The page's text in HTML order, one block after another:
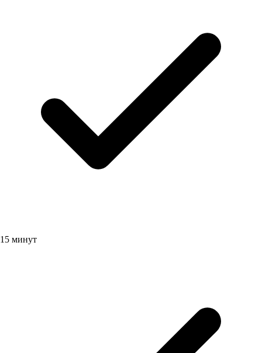
15 минут